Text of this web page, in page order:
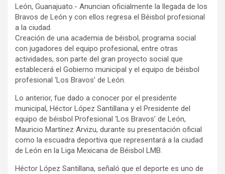
León, Guanajuato.- Anuncian oficialmente la llegada de los
Bravos de León y con ellos regresa el Béisbol profesional
a la ciudad.
Creación de una academia de béisbol, programa social
con jugadores del equipo profesional, entre otras
actividades, son parte del gran proyecto social que
establecerá el Gobierno municipal y el equipo de béisbol
profesional ‘Los Bravos’ de León.
Lo anterior, fue dado a conocer por el presidente
municipal, Héctor López Santillana y el Presidente del
equipo de béisbol Profesional ‘Los Bravos’ de León,
Mauricio Martínez Arvizu, durante su presentación oficial
como la escuadra deportiva que representará a la ciudad
de León en la Liga Mexicana de Béisbol LMB.
Héctor López Santillana, señaló que el deporte es uno de